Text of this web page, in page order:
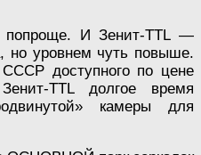
И Зенит-TTL —
но уровнем чуть повыше.
доступного по цене
TTL долгое время
камеры для